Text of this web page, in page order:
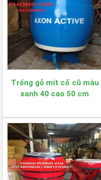
Trống gỗ mít cổ cũ màu
xanh 40 cao 50 cm